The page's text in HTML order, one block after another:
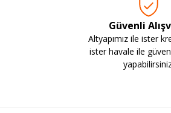
Güvenli
Altyapımız ile ister
ister havale ile